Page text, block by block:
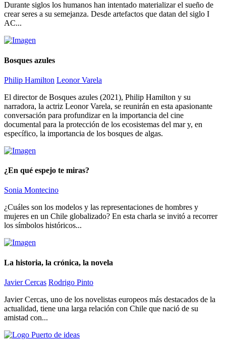
Durante siglos los humanos han intentado materializar el sueño de
crear seres a su semejanza. Desde artefactos que datan del siglo I
AC...
Bosques azules
Philip Hamilton Leonor Varela
El director de Bosques azules (2021), Philip Hamilton y su
narradora, la actriz Leonor Varela, se reunirán en esta apasionante
conversación para profundizar en la importancia del cine
documental para la protección de los ecosistemas del mar y, en
específico, la importancia de los bosques de algas.
¿En qué espejo te miras?
Sonia Montecino
¿Cuáles son los modelos y las representaciones de hombres y
mujeres en un Chile globalizado? En esta charla se invitó a recorrer
los símbolos históricos...
La historia, la crónica, la novela
Javier Cercas Rodrigo Pinto
Javier Cercas, uno de los novelistas europeos más destacados de la
actualidad, tiene una larga relación con Chile que nació de su
amistad con...